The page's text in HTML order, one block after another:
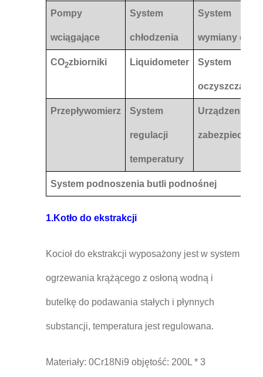
Pompy
wciągające
System
chłodzenia
System
wymiany
CO2zbiorniki Liquidometer System
oczyszczania
Przepływomierz System
regulacji
temperatury
Urządzenie
System podnoszenia butli podnośnej
1.Kotło do ekstrakcji
Kocioł do ekstrakcji wyposażony jest w system
ogrzewania krążącego z osłoną wodną i
butelkę do podawania stałych i płynnych
substancji, temperatura jest regulowana.
Materiały: 0Cr18Ni9 objętość: 200L * 3